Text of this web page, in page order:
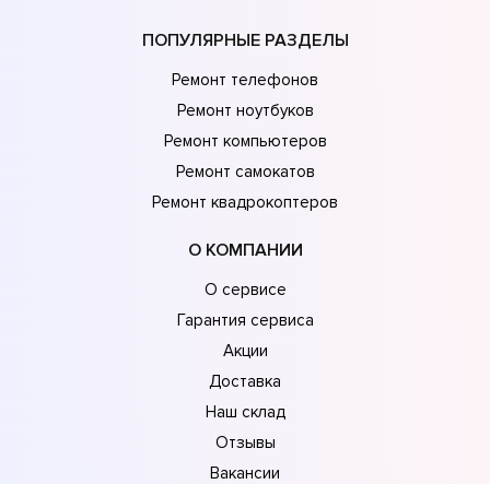
ПОПУЛЯРНЫЕ РАЗДЕЛЫ
Ремонт телефонов
Ремонт ноутбуков
Ремонт компьютеров
Ремонт самокатов
Ремонт квадрокоптеров
О КОМПАНИИ
О сервисе
Гарантия сервиса
Акции
Доставка
Наш склад
Отзывы
Вакансии